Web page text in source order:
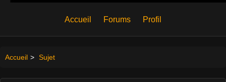
Accueil Forums Profil
Accueil > Sujet